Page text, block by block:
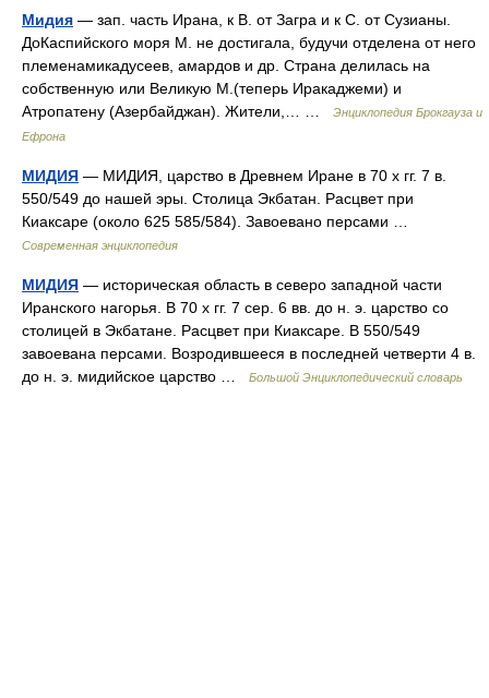
Мидия — зап. часть Ирана, к В. от Загра и к С. от Сузианы.
ДоКаспийского моря М. не достигала, будучи отделена от него
племенамикадусеев, амардов и др. Страна делилась на
собственную или Великую М.(теперь Иракаджеми) и
Атропатену (Азербайджан). Жители,… …
Энциклопедия Брокгауза и
Ефрона
МИДИЯ — МИДИЯ, царство в Древнем Иране в 70 х гг. 7 в.
550/549 до нашей эры. Столица Экбатан. Расцвет при
Киаксаре (около 625 585/584). Завоевано персами …
Современная энциклопедия
МИДИЯ — историческая область в северо западной части
Иранского нагорья. В 70 х гг. 7 сер. 6 вв. до н. э. царство со
столицей в Экбатане. Расцвет при Киаксаре. В 550/549
завоевана персами. Возродившееся в последней четверти 4 в.
до н. э. мидийское царство …
Большой Энциклопедический словарь